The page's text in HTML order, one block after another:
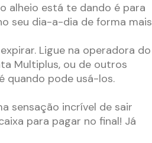
alheio está te dando é para
seu dia-a-dia de forma mais
Ligue na operadora do
Multiplus, ou de outros
quando pode usá-los.
sensação incrível de sair
para pagar no final! Já